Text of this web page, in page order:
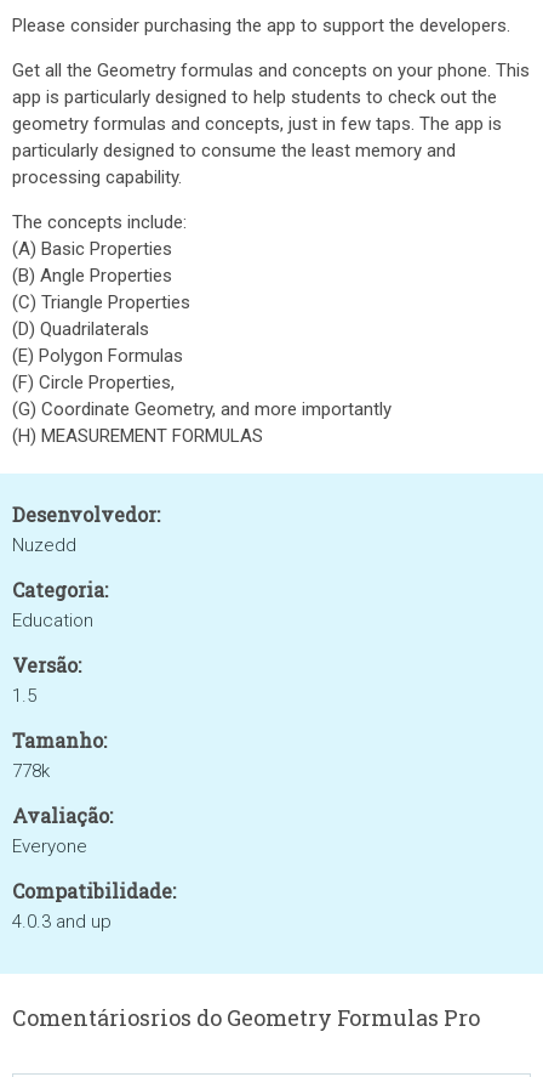
Please consider purchasing the app to support the developers.
Get all the Geometry formulas and concepts on your phone. This
app is particularly designed to help students to check out the
geometry formulas and concepts, just in few taps. The app is
particularly designed to consume the least memory and
processing capability.
The concepts include:
(A) Basic Properties
(B) Angle Properties
(C) Triangle Properties
(D) Quadrilaterals
(E) Polygon Formulas
(F) Circle Properties,
(G) Coordinate Geometry, and more importantly
(H) MEASUREMENT FORMULAS
Desenvolvedor:
Nuzedd
Categoria:
Education
Versão:
1.5
Tamanho:
778k
Avaliação:
Everyone
Compatibilidade:
4.0.3 and up
Comentáriosrios do Geometry Formulas Pro